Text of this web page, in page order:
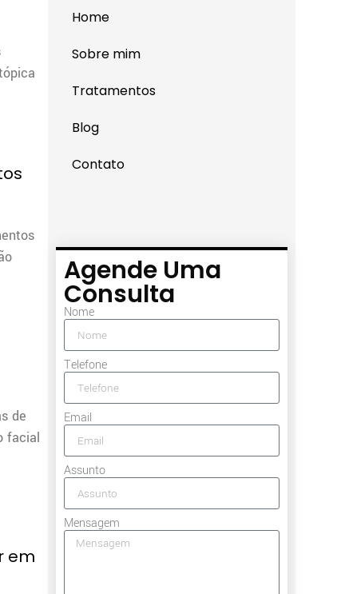
de
facial
em
Home
Sobre mim
Tratamentos
Blog
Contato
Agende Uma
Consulta
Nome
Telefone
Email
Assunto
Mensagem